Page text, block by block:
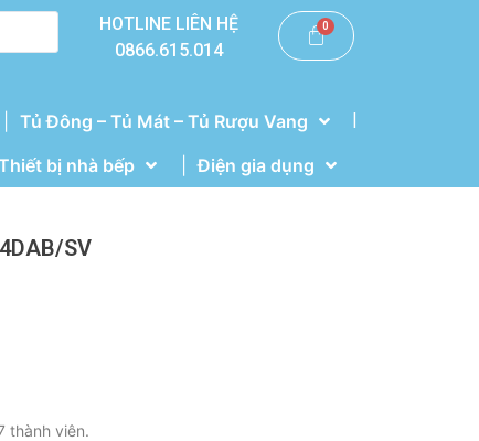
HOTLINE LIÊN HỆ
0866.615.014
Tủ Đông – Tủ Mát – Tủ Rượu Vang
bị nhà bếp Điện gia dụng
|
SV
thành viên.